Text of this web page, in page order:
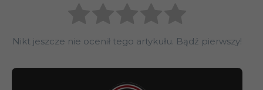
Nikt jeszcze nie ocenił tego artykułu. Bądź pierwszy!